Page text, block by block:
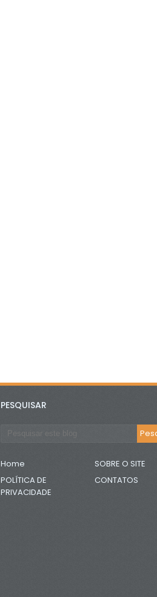
PESQUISAR
Home
SOBRE O SITE
POLÍTICA DE
PRIVACIDADE
CONTATOS